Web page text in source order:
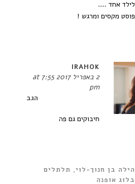
לילד אחד ….
פוסט מקסים ומרגש !
IRAHOK
2 באפריל 2017 at 7:55
pm
הגב
חיבוקים גם פה
הילה בן חנוך-לוי, תלתלים
בלוג אופנה